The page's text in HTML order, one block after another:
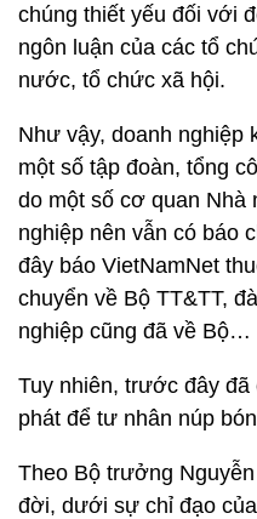
chúng thiết yếu đối với
ngôn luận của các tổ
nước, tổ chức xã hội.
Như vậy, doanh nghiệp
một số tập đoàn, tổng
do một số cơ quan Nhà
nghiệp nên vẫn có báo
đây báo VietNamNet
chuyển về Bộ TT&TT,
nghiệp cũng đã về Bộ…
Tuy nhiên, trước đây
phát để tư nhân núp
Theo Bộ trưởng
đời, dưới sự chỉ đạo